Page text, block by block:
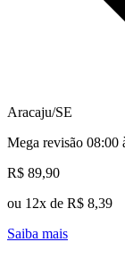
Aracaju/SE
Mega revisão
R$ 89,90
ou 12x de R$ 8,39
Saiba mais